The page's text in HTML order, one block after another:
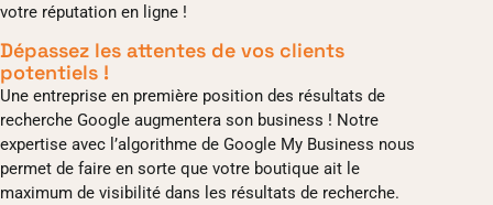
votre réputation en ligne !
Dépassez les attentes de vos clients
potentiels !
Une entreprise en première position des résultats de
recherche Google augmentera son business ! Notre
expertise avec l’algorithme de Google My Business nous
permet de faire en sorte que votre boutique ait le
maximum de visibilité dans les résultats de recherche.